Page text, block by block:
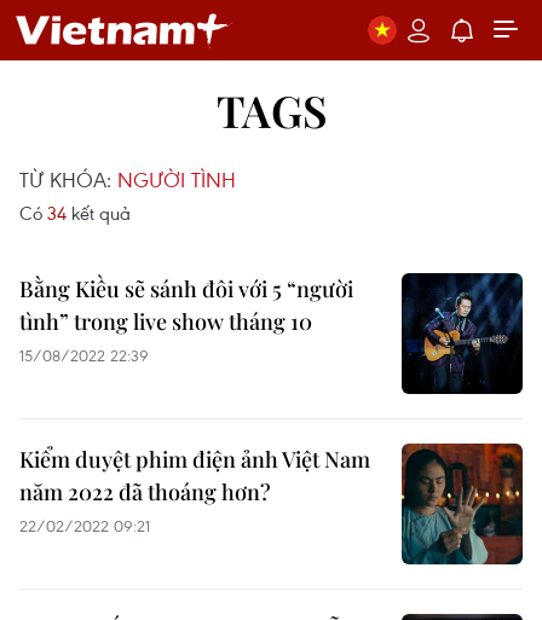
TAGS
TỪ KHÓA: NGƯỜI TÌNH
Có 34 kết quả
Bằng Kiều sẽ sánh đôi với 5 “người
tình” trong live show tháng 10
15/08/2022 22:39
Kiểm duyệt phim điện ảnh Việt Nam
năm 2022 đã thoáng hơn?
22/02/2022 09:21